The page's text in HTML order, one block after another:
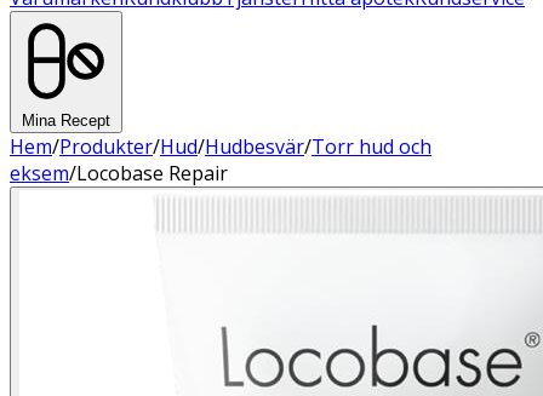
Mina Recept
Hem/Produkter/Hud/Hudbesvär/Torr hud och
eksem/Locobase Repair